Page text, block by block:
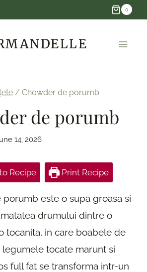
0
/ Chowder de porumb
de porumb
14, 2026
Recipe Print Recipe
este o supa groasa si
drumului dintre o
tocanita, in care boabele de
tocate marunt si
full fat se transforma intr-un